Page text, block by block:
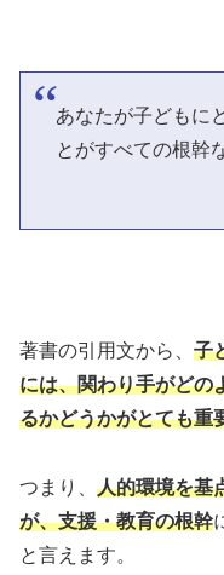
あなたが子どもに
とがすべての根幹
著書の引用文から、 子
には、関わり手がどの
るかどうかがとても重
つまり、 人的環境を基
が、支援・教育の根幹
と言えます。